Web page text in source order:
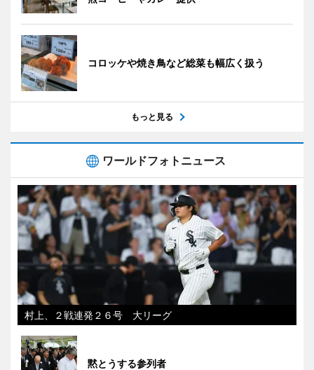
コロッケや焼き鳥など総菜も幅広く扱う
もっと見る
ワールドフォトニュース
村上、２戦連発２６号 大リーグ
黙とうする参列者